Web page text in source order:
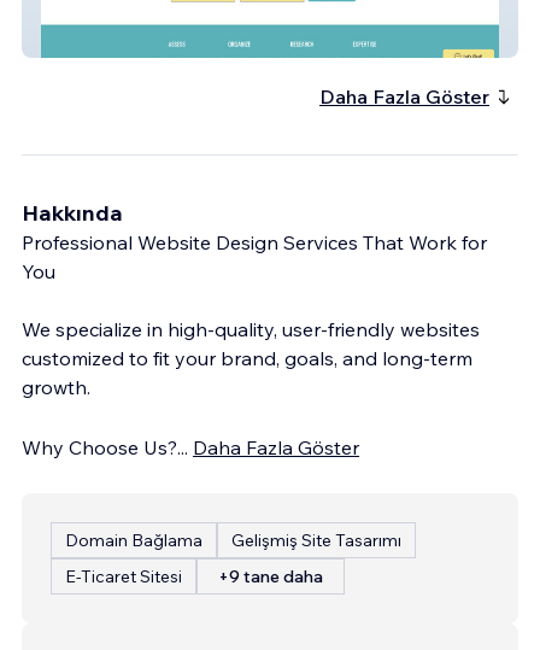
Attics of My Life - Premier Estate Services
Daha Fazla Göster
Hakkında
Professional Website Design Services That Work for
You
We specialize in high-quality, user-friendly websites
customized to fit your brand, goals, and long-term
growth.
Why Choose Us?... Daha Fazla Göster
Domain Bağlama
Gelişmiş Site Tasarımı
E-Ticaret Sitesi
+9 tane daha